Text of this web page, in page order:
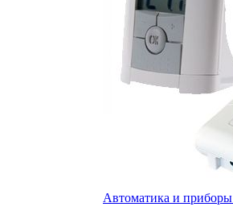
Автоматика и